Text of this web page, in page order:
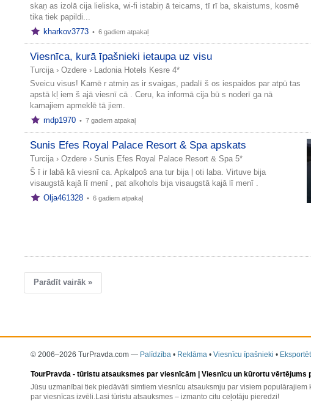
skaņ as izolā cija lieliska, wi-fi istabiņ ā teicams, tī rī ba, skaistums, kosmē
tika tiek papildi...
kharkov3773• 6 gadiem atpakaļ
Viesnīca, kurā īpašnieki ietaupa uz visu
Turcija› Ozdere› Ladonia Hotels Kesre 4*
Sveicu visus! Kamē r atmiņ as ir svaigas, padalī š os iespaidos par atpū tas
apstā kļ iem š ajā viesnī cā . Ceru, ka informā cija bū s noderī ga nā
kamajiem apmeklē tā jiem.
mdp1970• 7 gadiem atpakaļ
Sunis Efes Royal Palace Resort & Spa apskats
Turcija› Ozdere› Sunis Efes Royal Palace Resort & Spa 5*
Š ī ir labā kā viesnī ca. Apkalpoš ana tur bija ļ oti laba. Virtuve bija
visaugstā kajā lī menī , pat alkohols bija visaugstā kajā lī menī .
Olja461328• 6 gadiem atpakaļ
Parādīt vairāk »
© 2006–2026 TurPravda.com — Palīdzība • Reklāma • Viesnīcu īpašnieki •
TourPravda - tūristu atsauksmes par viesnīcām | Viesnīcu un kūrortu vērtējums
Jūsu uzmanībai tiek piedāvāti simtiem viesnīcu atsauksmju par visiem
par viesnīcas izvēli.Lasi tūristu atsauksmes – izmanto citu ceļotāju pieredzi!